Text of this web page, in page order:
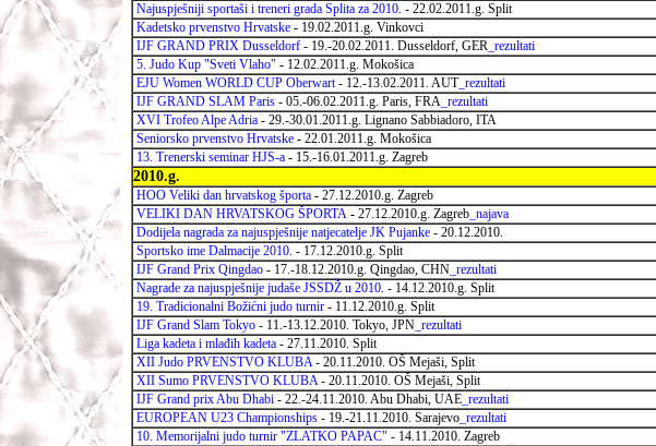
Najuspješniji sportaši i treneri grada Splita za 2010. - 22.02.2011.g. Split
Kadetsko prvenstvo Hrvatske - 19.02.2011.g. Vinkovci
IJF GRAND PRIX Dusseldorf - 19.-20.02.2011. Dusseldorf, GER _rezultati
5. Judo Kup "Sveti Vlaho" - 12.02.2011.g. Mokošica
EJU Women WORLD CUP Oberwart- 12.-13.02.2011. AUT_rezultati
IJF GRAND SLAM Paris - 05.-06.02.2011.g. Paris, FRA _rezultati
XVI Trofeo Alpe Adria - 29.-30.01.2011.g. Lignano Sabbiadoro, ITA
Seniorsko prvenstvo Hrvatske - 22.01.2011.g. Mokošica
13. Trenerski seminar HJS-a - 15.-16.01.2011.g. Zagreb
2010.g.
HOO Veliki dan hrvatskog športa - 27.12.2010.g. Zagreb
VELIKI DAN HRVATSKOG ŠPORTA - 27.12.2010.g. Zagreb _najava
Dodijela nagrada za najuspješnije natjecatelje JK Pujanke - 20.12.2010.
Sportsko ime Dalmacije 2010. - 17.12.2010.g. Split
IJF Grand Prix Qingdao - 17.-18.12.2010.g. Qingdao, CHN _rezultati
Nagrade za najuspješnije judaše JSSDŽ u 2010. - 14.12.2010.g. Split
19. Tradicionalni Božićni judo turnir - 11.12.2010.g. Split
IJF Grand Slam Tokyo - 11.-13.12.2010. Tokyo, JPN _rezultati
Liga kadeta i mlađih kadeta - 27.11.2010. Split
XII Judo PRVENSTVO KLUBA - 20.11.2010. OŠ Mejaši, Split
XII Sumo PRVENSTVO KLUBA - 20.11.2010. OŠ Mejaši, Split
IJF Grand prix Abu Dhabi - 22.-24.11.2010. Abu Dhabi, UAE _rezultati
EUROPEAN U23 Championships - 19.-21.11.2010. Sarajevo _rezultati
10. Memorijalni judo turnir "ZLATKO PAPAC" - 14.11.2010. Zagreb